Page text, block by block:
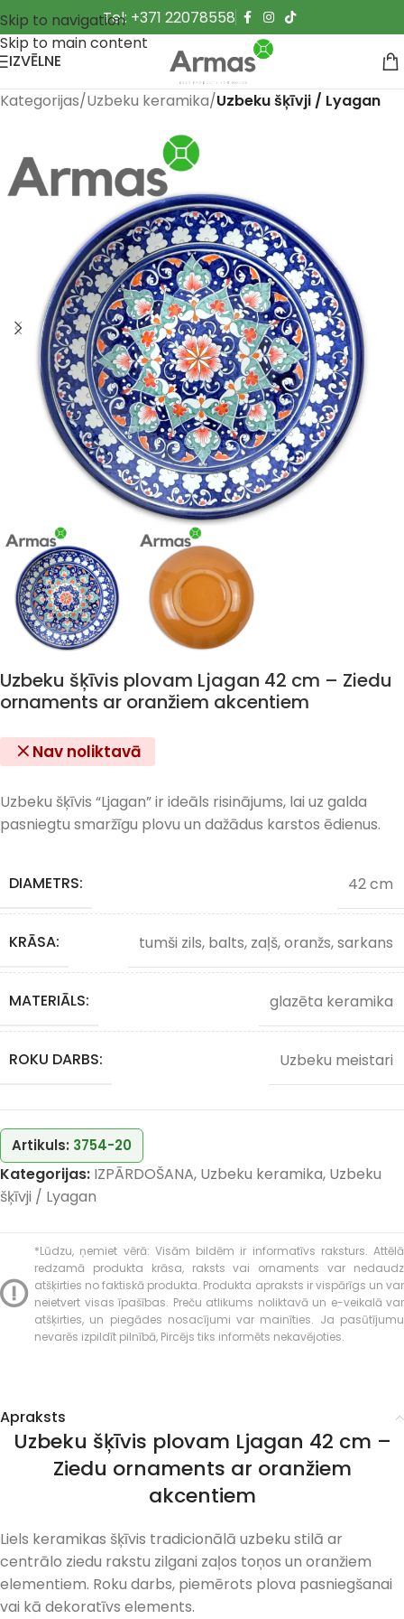
Skip to navigation
Skip to main content
Tel: +371 22078558
IZVĒLNE
Kategorijas Uzbeku keramika Uzbeku šķīvji / Lyagan
Uzbeku šķīvis plovam Ljagan 42 cm – Ziedu
ornaments ar oranžiem akcentiem
Nav noliktavā
Uzbeku šķīvis “Ljagan” ir ideāls risinājums, lai uz galda
pasniegtu smaržīgu plovu un dažādus karstos ēdienus.
DIAMETRS: 42 cm
KRĀSA: tumši zils, balts, zaļš, oranžs, sarkans
MATERIĀLS: glazēta keramika
ROKU DARBS: Uzbeku meistari
Artikuls: 3754-20
Kategorijas: IZPĀRDOŠANA, Uzbeku keramika, Uzbeku
šķīvji / Lyagan
*Lūdzu, ņemiet vērā: Visām bildēm ir informatīvs raksturs. Attēlā
redzamā produkta krāsa, raksts vai ornaments var nedaudz
atšķirties no faktiskā produkta. Produkta apraksts ir vispārīgs un var
neietvert visas īpašības. Preču atlikums noliktavā un e-veikalā var
atšķirties, un piegādes nosacījumi var mainīties. Ja pasūtījumu
nevarēs izpildīt pilnībā, Pircējs tiks informēts nekavējoties.
Apraksts
Uzbeku šķīvis plovam Ljagan 42 cm –
Ziedu ornaments ar oranžiem
akcentiem
Liels keramikas šķīvis tradicionālā uzbeku stilā ar
centrālo ziedu rakstu zilgani zaļos toņos un oranžiem
elementiem. Roku darbs, piemērots plova pasniegšanai
vai kā dekoratīvs elements.